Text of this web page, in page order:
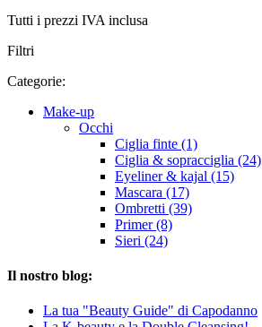
Tutti i prezzi IVA inclusa
Filtri
Categorie:
Make-up
Occhi
Ciglia finte (1)
Ciglia & sopracciglia (24)
Eyeliner & kajal (15)
Mascara (17)
Ombretti (39)
Primer (8)
Sieri (24)
Il nostro blog:
La tua "Beauty Guide" di Capodanno